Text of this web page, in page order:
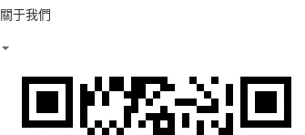
關于我們